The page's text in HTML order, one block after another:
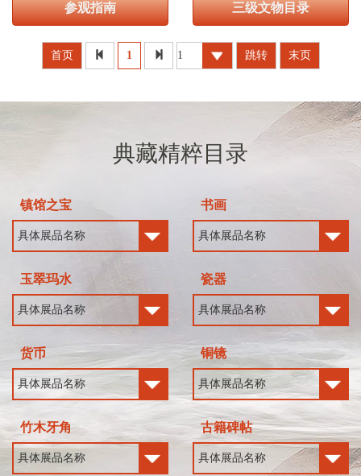
参观指南 三级文物目录
首页 1 跳转 末页
典藏精粹目录
镇馆之宝 书画
玉翠玛水 瓷器
货币 铜镜
竹木牙角 古籍碑帖